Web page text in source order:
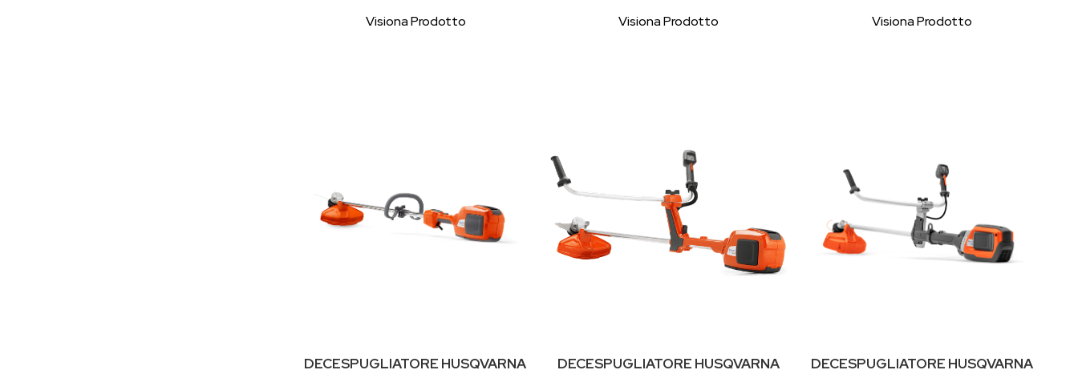
Visiona Prodotto Visiona Prodotto Visiona Prodotto
DECESPUGLIATORE HUSQVARNA
DECESPUGLIATORE HUSQVARNA
DECESPUGLIATORE HUSQVARNA